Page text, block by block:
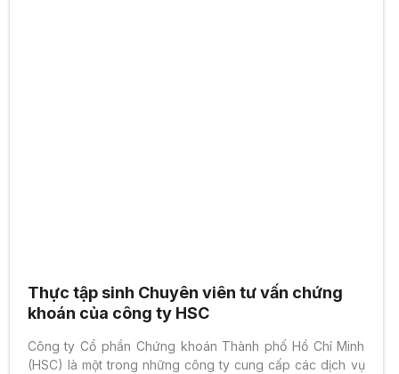
Thực tập sinh Chuyên viên tư vấn chứng
khoán của công ty HSC
Công ty Cổ phần Chứng khoán Thành phố Hồ Chí Minh
(HSC) là một trong những công ty cung cấp các dịch vụ